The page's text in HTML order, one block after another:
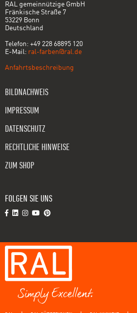
RAL gemeinnützige GmbH
Fränkische Straße 7
53229 Bonn
Deutschland
Telefon: +49 228 68895 120
E-Mail: ral-farben@ral.de
Anfahrtsbeschreibung
BILDNACHWEIS
IMPRESSUM
DATENSCHUTZ
RECHTLICHE HINWEISE
ZUM SHOP
FOLGEN SIE UNS